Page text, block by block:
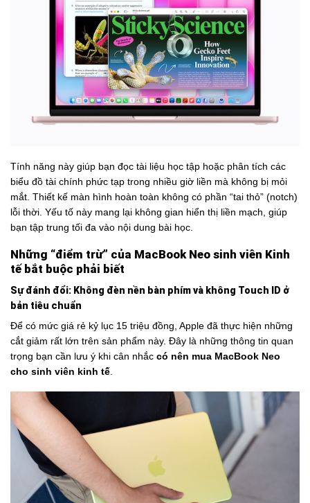
Tính năng này giúp bạn đọc tài liệu học tập hoặc phân tích các
biểu đồ tài chính phức tạp trong nhiều giờ liền mà không bị mỏi
mắt. Thiết kế màn hình hoàn toàn không có phần “tai thỏ” (notch)
lỗi thời. Yếu tố này mang lại không gian hiển thị liền mạch, giúp
bạn tập trung tối đa vào nội dung bài học.
Những “điểm trừ” của MacBook Neo sinh viên Kinh
tế bắt buộc phải biết
Sự đánh đổi: Không đèn nền bàn phím và không Touch ID ở
bản tiêu chuẩn
Để có mức giá rẻ kỷ lục 15 triệu đồng, Apple đã thực hiện những
cắt giảm rất lớn trên sản phẩm này. Đây là những thông tin quan
trọng bạn cần lưu ý khi cân nhắc có nên mua MacBook Neo
cho sinh viên kinh tế